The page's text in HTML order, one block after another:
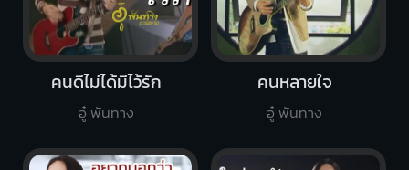
คนหลายใจ
อู๋ พันทาง
คนดีไม่ได้มีไว้รัก
อู๋ พันทาง